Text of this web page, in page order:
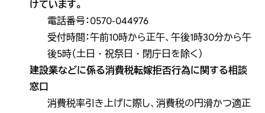
けています。
電話番号：0570-044976
受付時間：午前10時から正午、午後1時30分から午
後5時（土日・祝祭日・閉庁日を除く）
建設業などに係る消費税転嫁拒否行為に関する相談
窓口
消費税率引き上げに際し、消費税の円滑かつ適正